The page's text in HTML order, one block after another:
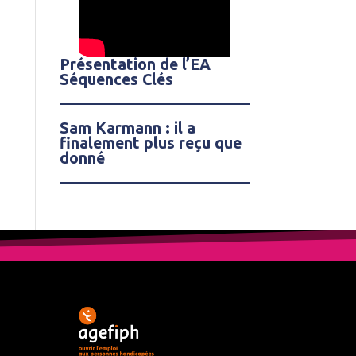
Présentation de l’EA
Séquences Clés
Sam Karmann : il a
finalement plus reçu que
donné